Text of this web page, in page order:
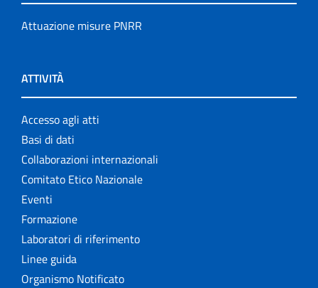
Attuazione misure PNRR
ATTIVITÀ
Accesso agli atti
Basi di dati
Collaborazioni internazionali
Comitato Etico Nazionale
Eventi
Formazione
Laboratori di riferimento
Linee guida
Organismo Notificato